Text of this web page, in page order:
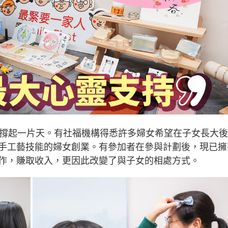
起一片天。有社福機構得悉許多婦女希望在子女長大
工藝技能的婦女創業。有參加者在參與計劃後，現已
賺取收入，更因此改變了與子女的相處方式。